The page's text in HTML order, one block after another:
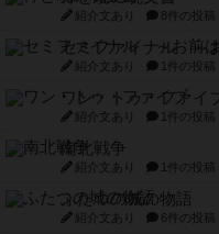
紹介文あり 1件の投稿
ワン・トゥ・ファイブ
紹介文あり 1件の投稿
紹介文あり 1件の投稿
ふたつの城の物語
紹介文あり
ノームズ・アット・
紹介文なし 1件の投稿